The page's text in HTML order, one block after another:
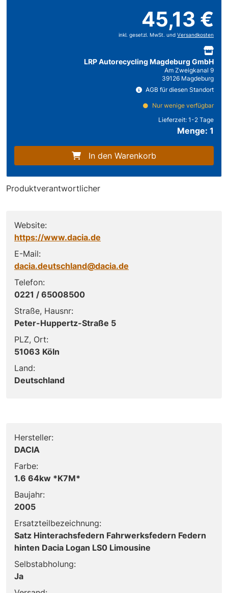
45,13 €
inkl. gesetzl. MwSt. und Versandkosten
LRP Autorecycling Magdeburg GmbH
Am Zweigkanal 9
39126 Magdeburg
AGB für diesen Standort
Nur wenige verfügbar
Lieferzeit: 1-2 Tage
Menge: 1
In den Warenkorb
Produktverantwortlicher
Website:
https://www.dacia.de
E-Mail:
dacia.deutschland@dacia.de
Telefon:
0221 / 65008500
Straße, Hausnr:
Peter-Huppertz-Straße 5
PLZ, Ort:
51063 Köln
Land:
Deutschland
Hersteller:
DACIA
Farbe:
1.6 64kw *K7M*
Baujahr:
2005
Ersatzteilbezeichnung:
Satz Hinterachsfedern Fahrwerksfedern Federn
hinten Dacia Logan LS0 Limousine
Selbstabholung:
Ja